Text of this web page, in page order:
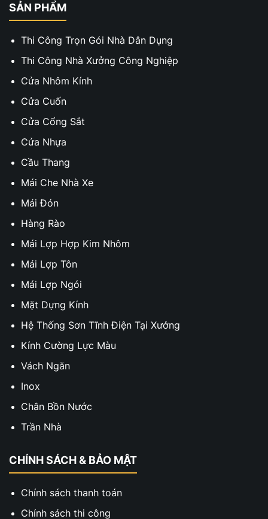
SẢN PHẨM
Thi Công Trọn Gói Nhà Dân Dụng
Thi Công Nhà Xưởng Công Nghiệp
Cửa Nhôm Kính
Cửa Cuốn
Cửa Cổng Sắt
Cửa Nhựa
Cầu Thang
Mái Che Nhà Xe
Mái Đón
Hàng Rào
Mái Lợp Hợp Kim Nhôm
Mái Lợp Tôn
Mái Lợp Ngói
Mặt Dựng Kính
Hệ Thống Sơn Tĩnh Điện Tại Xưởng
Kính Cường Lực Màu
Vách Ngăn
Inox
Chân Bồn Nước
Trần Nhà
CHÍNH SÁCH & BẢO MẬT
Chính sách thanh toán
Chính sách thi công